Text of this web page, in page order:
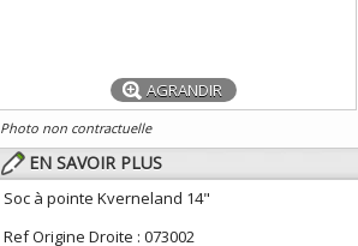
AGRANDIR
Photo non contractuelle
EN SAVOIR PLUS
Soc à pointe Kverneland 14"
Ref Origine Droite : 073002